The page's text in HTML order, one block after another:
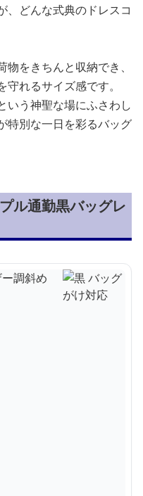
、どんな式典のドレスコ
をきちんと収納でき、
れるサイズ感です。
いう神聖な場にふさわし
特別な一日を彩るバッグ
ル通勤黒バッグレ